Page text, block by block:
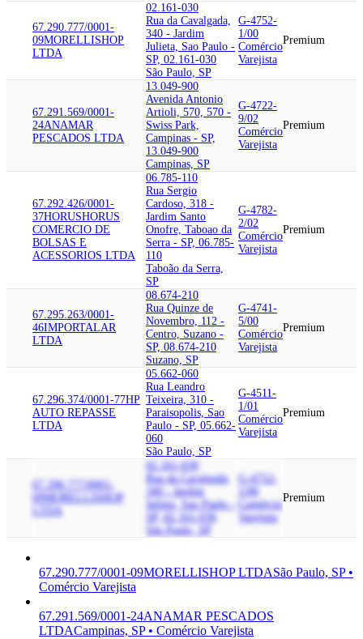
67.290.777/0001-
09MORELLISHOP
LTDA
02.161-030
Rua da Cavalgada,
340 - Jardim
Julieta, Sao Paulo -
SP, 02.161-030
São Paulo, SP
G-4752-
1/00
Comércio
Varejista
Premium
67.291.569/0001-
24ANAMAR
PESCADOS LTDA
13.049-900
Avenida Antonio
Artioli, 570, 570 -
Swiss Park,
Campinas - SP,
13.049-900
Campinas, SP
G-4722-
9/02
Comércio
Varejista
Premium
67.292.426/0001-
37HORUSHORUS
COMERCIO DE
BOLSAS E
ACESSORIOS LTDA
06.785-110
Rua Sergio
Cardoso, 318 -
Jardim Santo
Onofre, Taboao da
Serra - SP, 06.785-
110
Taboão da Serra,
SP
G-4782-
2/02
Comércio
Varejista
Premium
67.295.263/0001-
46IMPORTALAR
LTDA
08.674-210
Rua Quinze de
Novembro, 112 -
Centro, Suzano -
SP, 08.674-210
Suzano, SP
G-4741-
5/00
Comércio
Varejista
Premium
67.296.374/0001-77HP
AUTO REPASSE
LTDA
05.662-060
Rua Leandro
Teixeira, 310 -
Paraisopolis, Sao
Paulo - SP, 05.662-
060
São Paulo, SP
G-4511-
1/01
Comércio
Varejista
Premium
67.290.777/0001-
MORELLISHOP
02.161-030
Rua da Cavalgada,
340 - Jardim
Julieta, Sao Paulo -
SP, 02.161-030
São Paulo, SP
G-4752-
1/00
Comércio
Varejista
Premium
67.290.777/0001-09MORELLISHOP LTDASão Paulo, SP •
Comércio Varejista
67.291.569/0001-24ANAMAR PESCADOS
LTDACampinas, SP • Comércio Varejista